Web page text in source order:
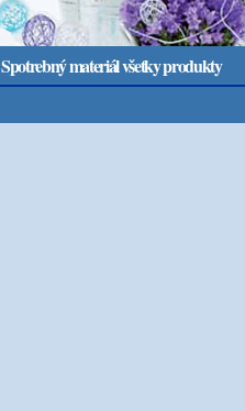
Spotrebný materiál všetky produkty